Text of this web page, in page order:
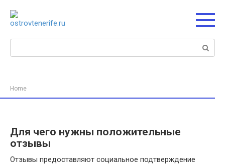
контенту
Поиск:
Home
Для чего нужны положительные
отзывы
Отзывы предоставляют социальное подтверждение